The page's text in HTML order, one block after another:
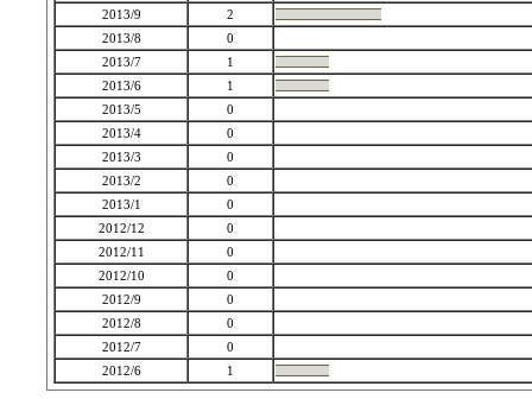
2013/9
2
2013/8
0
2013/7
1
2013/6
1
2013/5
0
2013/4
0
2013/3
0
2013/2
0
2013/1
0
2012/12
0
2012/11
0
2012/10
0
2012/9
0
2012/8
0
2012/7
0
2012/6
1